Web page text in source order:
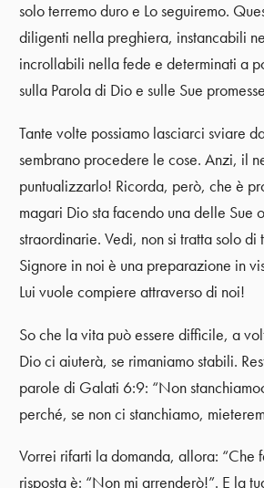
solo terremo duro e Lo seguiremo.
diligenti nella preghiera, instancabili
incrollabili nella fede e determinati a
sulla Parola di Dio e sulle Sue
Tante volte possiamo lasciarci sviare
sembrano procedere le cose. Anzi, il
puntualizzarlo! Ricorda, però, che è
magari Dio sta facendo una delle Sue
straordinarie. Vedi, non si tratta solo di
Signore in noi è una preparazione in
Lui vuole compiere attraverso di noi!
So che la vita può essere difficile, a
Dio ci aiuterà, se rimaniamo stabili.
parole di Galati 6:9: “Non
perché, se non ci stanchiamo,
Vorrei rifarti la domanda, allora: “Che
risposta è: “Non mi arrenderò!”. E la